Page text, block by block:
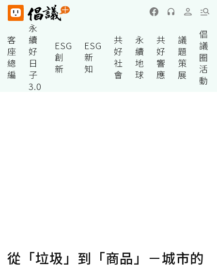
客
座
總
編
永
續
好
日
子
3.0
ESG
創
新
ESG
新
知
共
好
社
會
永
續
地
球
共
好
響
應
議
題
策
展
倡
議
圈
活
動
從「垃圾」到「商品」－城市的